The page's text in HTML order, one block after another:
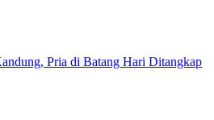
Pria di Batang Hari Ditangkap